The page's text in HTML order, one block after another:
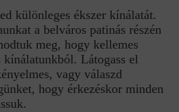
különleges ékszer kínálatát.
a belváros patinás részén
meg, hogy kellemes
kínálatunkból. Látogass el
vagy válaszd
hogy érkezéskor minden